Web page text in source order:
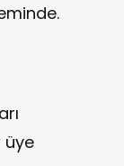
üye